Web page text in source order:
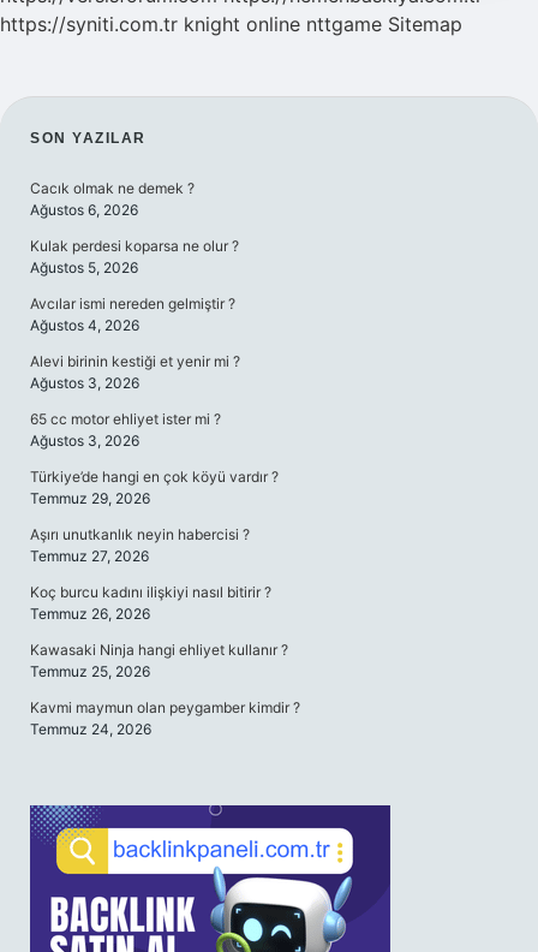
https://syniti.com.tr knight online nttgame Sitemap
SIDEBAR
SON YAZILAR
Cacık olmak ne demek ?
Ağustos 6, 2026
Kulak perdesi koparsa ne olur ?
Ağustos 5, 2026
Avcılar ismi nereden gelmiştir ?
Ağustos 4, 2026
Alevi birinin kestiği et yenir mi ?
Ağustos 3, 2026
65 cc motor ehliyet ister mi ?
Ağustos 3, 2026
Türkiye’de hangi en çok köyü vardır ?
Temmuz 29, 2026
Aşırı unutkanlık neyin habercisi ?
Temmuz 27, 2026
Koç burcu kadını ilişkiyi nasıl bitirir ?
Temmuz 26, 2026
Kawasaki Ninja hangi ehliyet kullanır ?
Temmuz 25, 2026
Kavmi maymun olan peygamber kimdir ?
Temmuz 24, 2026